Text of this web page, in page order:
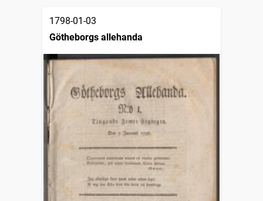
1798-01-03
Götheborgs allehanda